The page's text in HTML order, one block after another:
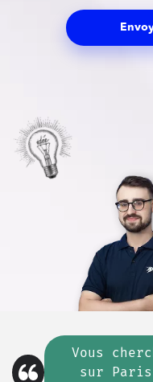
Vous
sur